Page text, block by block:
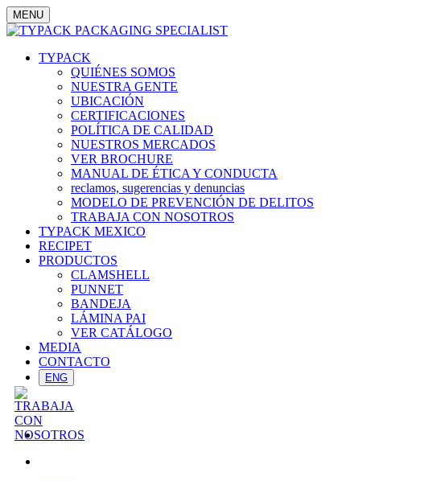
MENU
TYPACK
QUIÉNES SOMOS
NUESTRA GENTE
UBICACIÓN
CERTIFICACIONES
POLÍTICA DE CALIDAD
NUESTROS MERCADOS
VER BROCHURE
MANUAL DE ÉTICA Y CONDUCTA
reclamos, sugerencias y denuncias
MODELO DE PREVENCIÓN DE DELITOS
TRABAJA CON NOSOTROS
TYPACK MEXICO
RECIPET
PRODUCTOS
CLAMSHELL
PUNNET
BANDEJA
LÁMINA PAI
VER CATÁLOGO
MEDIA
CONTACTO
ENG